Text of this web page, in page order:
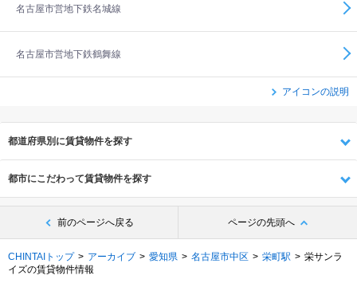
名古屋市営地下鉄名城線
名古屋市営地下鉄鶴舞線
アイコンの説明
都道府県別に賃貸物件を探す
都市にこだわって賃貸物件を探す
前のページへ戻る ページの先頭へ
CHINTAIトップ アーカイブ 愛知県 名古屋市中区 栄町駅
栄サンラ
イズの賃貸物件情報